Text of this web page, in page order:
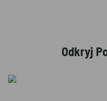
Odkryj